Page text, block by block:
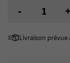
- +
Livraison